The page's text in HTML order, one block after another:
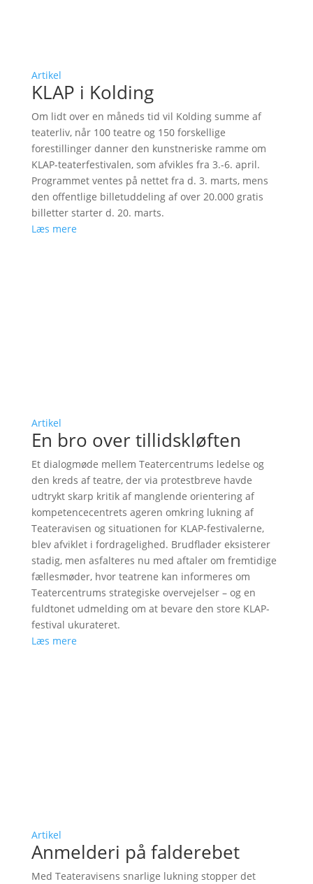
Artikel
KLAP i Kolding
Om lidt over en måneds tid vil Kolding summe af
teaterliv, når 100 teatre og 150 forskellige
forestillinger danner den kunstneriske ramme om
KLAP-teaterfestivalen, som afvikles fra 3.-6. april.
Programmet ventes på nettet fra d. 3. marts, mens
den offentlige billetuddeling af over 20.000 gratis
billetter starter d. 20. marts.
Læs mere
Artikel
En bro over tillidskløften
Et dialogmøde mellem Teatercentrums ledelse og
den kreds af teatre, der via protestbreve havde
udtrykt skarp kritik af manglende orientering af
kompetencecentrets ageren omkring lukning af
Teateravisen og situationen for KLAP-festivalerne,
blev afviklet i fordragelighed. Brudflader eksisterer
stadig, men asfalteres nu med aftaler om fremtidige
fællesmøder, hvor teatrene kan informeres om
Teatercentrums strategiske overvejelser – og en
fuldtonet udmelding om at bevare den store KLAP-
festival ukurateret.
Læs mere
Artikel
Anmelderi på falderebet
Med Teateravisens snarlige lukning stopper det